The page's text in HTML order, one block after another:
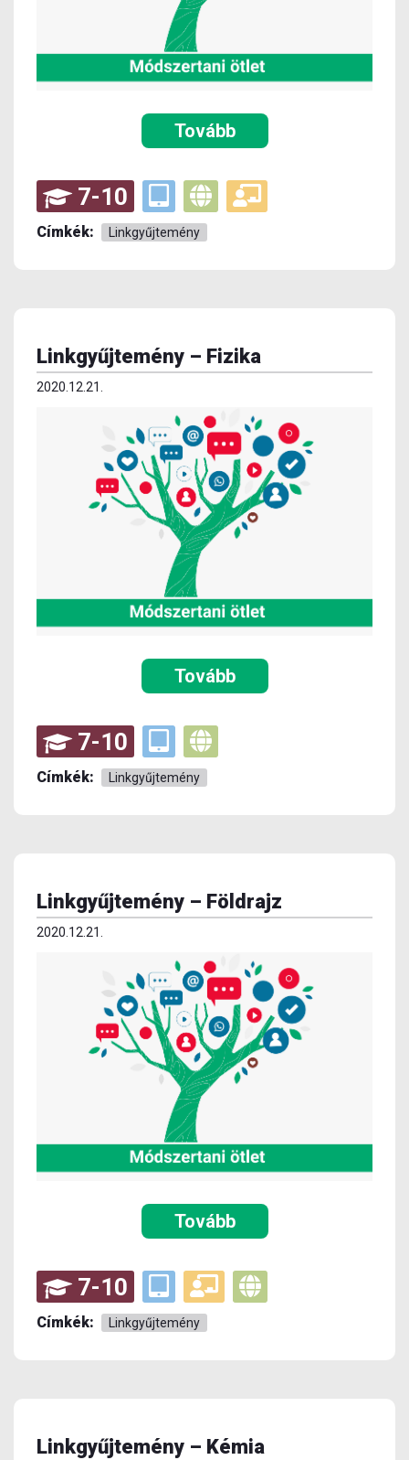
Tovább
7-10
Címkék: Linkgyűjtemény
Linkgyűjtemény – Fizika
2020.12.21.
Tovább
7-10
Címkék: Linkgyűjtemény
Linkgyűjtemény – Földrajz
2020.12.21.
Tovább
7-10
Címkék: Linkgyűjtemény
Linkgyűjtemény – Kémia